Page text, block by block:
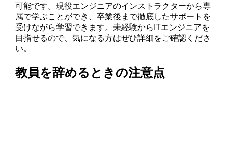
可能です。現役エンジニアのインストラクターから専
属で学ぶことができ、卒業後まで徹底したサポートを
受けながら学習できます。未経験からITエンジニアを
目指せるので、気になる方はぜひ詳細をご確認くださ
い。
教員を辞めるときの注意点